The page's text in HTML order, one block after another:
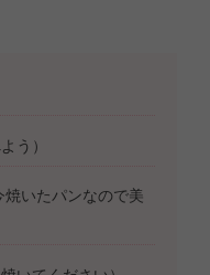
う）
いたパンなので美